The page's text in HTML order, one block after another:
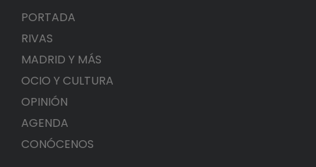
PORTADA
RIVAS
MADRID Y MÁS
OCIO Y CULTURA
OPINIÓN
AGENDA
CONÓCENOS